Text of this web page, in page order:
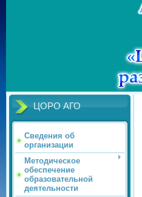
ЦОРО АГО
Сведения об
организации
Методическое
обеспечение
образовательной
деятельности